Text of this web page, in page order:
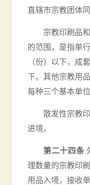
直辖市宗教团体同
宗教印刷品
的范围，是指单
（份）以下，成
下。其他宗教用
每种三个基本单位
散发性宗教
进境。
第二十四条
理数量的宗教印
用品入境，接收